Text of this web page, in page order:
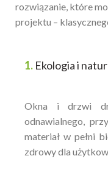
rozwiązanie, które
projektu –
1. Ekologia i
Okna i drzwi
odnawialnego,
materiał w pełni
zdrowy dla